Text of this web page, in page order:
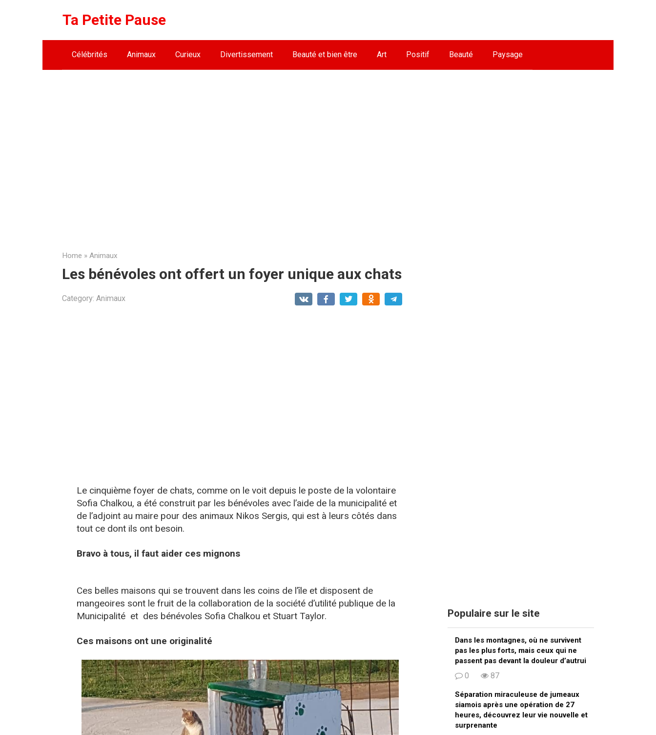
Ta Petite Pause
Célébrités Animaux Curieux Divertissement Beauté et bien être Art Positif Beauté Paysage
Home » Animaux
Les bénévoles ont offert un foyer unique aux chats
Category: Animaux
Le cinquième foyer de chats, comme on le voit depuis le poste de la volontaire
Sofia Chalkou, a été construit par les bénévoles avec l’aide de la municipalité et
de l’adjoint au maire pour des animaux Nikos Sergis, qui est à leurs côtés dans
tout ce dont ils ont besoin.
Bravo à tous, il faut aider ces mignons
Ces belles maisons qui se trouvent dans les coins de l’île et disposent de
mangeoires sont le fruit de la collaboration de la société d’utilité publique de la
Municipalité et des bénévoles Sofia Chalkou et Stuart Taylor.
Ces maisons ont une originalité
Populaire sur le site
Dans les montagnes, où ne survivent
pas les plus forts, mais ceux qui ne
passent pas devant la douleur d’autrui
0 87
Séparation miraculeuse de jumeaux
siamois après une opération de 27
heures, découvrez leur vie nouvelle et
surprenante